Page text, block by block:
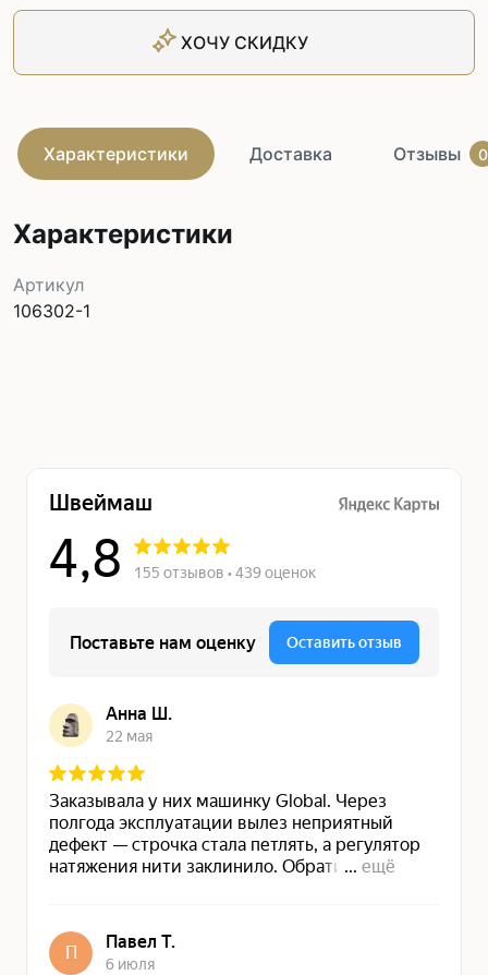
ХОЧУ СКИДКУ
Характеристики Доставка Отзывы 0
Характеристики
Артикул
106302-1